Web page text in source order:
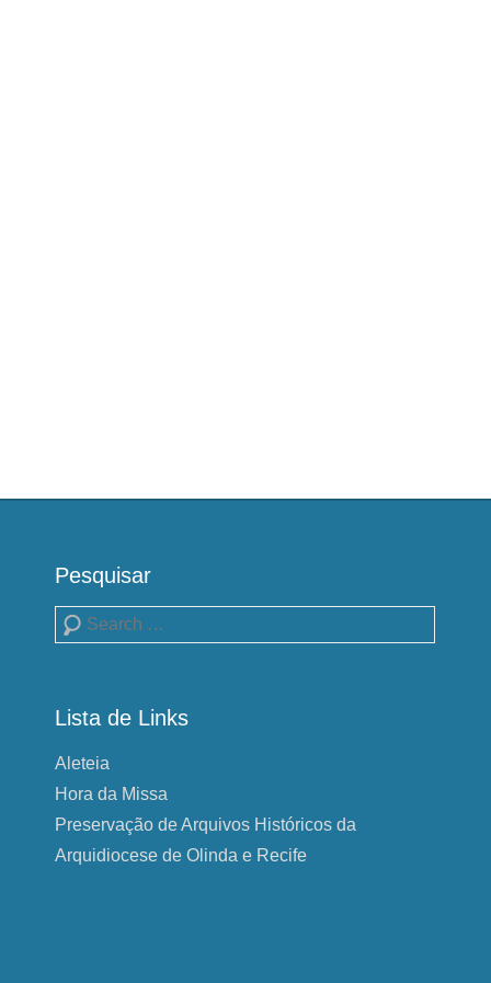
Pesquisar
Pesquisa
Lista de Links
Aleteia
Hora da Missa
Preservação de Arquivos Históricos da
Arquidiocese de Olinda e Recife